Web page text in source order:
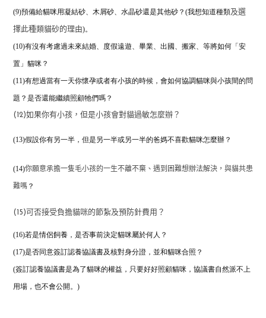
(9)預備給貓咪用凝結砂、木屑砂、水晶砂還是其他砂？(我想知道種類及選
擇此種類貓砂的理由)。
(10)有沒有考慮過未來結婚、度假遠遊、畢業、出國、搬家、等將如何「安
置」貓咪？
(11)有想過當有一天你懷孕或者有小孩的時候， 會如何協調貓咪與小孩間的問
題？是否還能繼續照顧牠們嗎？
(12)如果你有小孩，但是小孩會對貓過敏怎麼辦？
(13)假設你有另一半，但是另一半或另一半的爸媽不喜歡貓咪怎麼辦？
(14)你願意承擔一隻毛小孩的一生不離不棄、遇到困難想辦法解決，與貓共患
難嗎？
(15)可否接受負擔貓咪的節紮及預防針費用？
(16)若是情侶飼養，是否事前決定貓咪屬於何人？
(17)是否同意簽訂認養協議書及核對身分證，並和貓咪合照？
(簽訂認養協議書是為了貓咪的權益，只要好好照顧貓咪，協議書自然派不上
用場，也不會公開。)